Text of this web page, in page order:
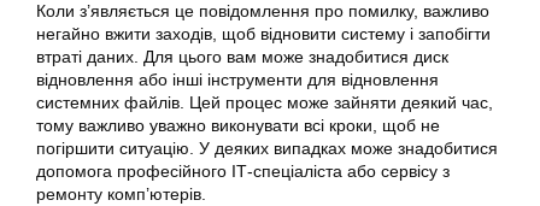
Коли з’являється це повідомлення про помилку, важливо
негайно вжити заходів, щоб відновити систему і запобігти
втраті даних. Для цього вам може знадобитися диск
відновлення або інші інструменти для відновлення
системних файлів. Цей процес може зайняти деякий час,
тому важливо уважно виконувати всі кроки, щоб не
погіршити ситуацію. У деяких випадках може знадобитися
допомога професійного ІТ-спеціаліста або сервісу з
ремонту комп’ютерів.